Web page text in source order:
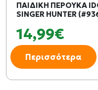
ΠΑΙΔΙΚΗ ΠΕΡΟΥΚΑ
SINGER HUNTER
14,99€
Περισσότερα